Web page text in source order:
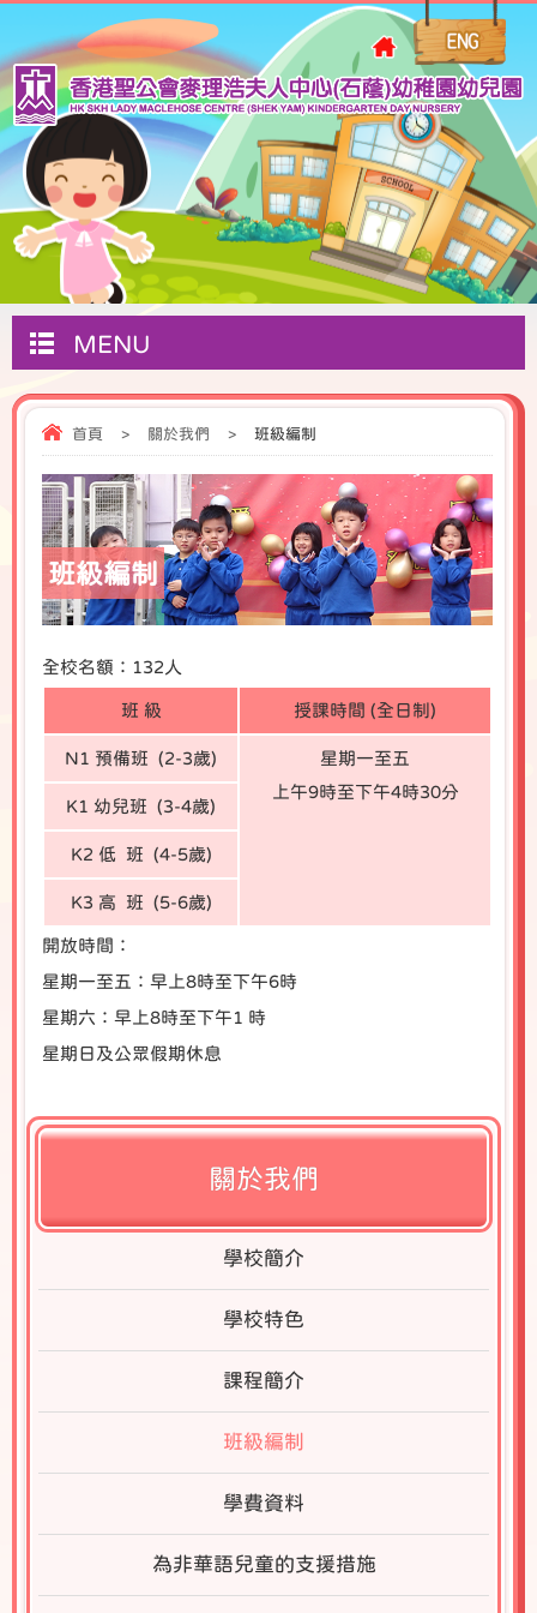
MENU
首頁 > 關於我們 > 班級編制
班級編制
全校名額：132人
班 級 授課時間 (全日制)
N1 預備班 (2-3歲)
星期一至五
上午9時至下午4時30分
K1 幼兒班 (3-4歲)
K2 低 班 (4-5歲)
K3 高 班 (5-6歲)
開放時間：
星期一至五：早上8時至下午6時
星期六：早上8時至下午1 時
星期日及公眾假期休息
關於我們
學校簡介
學校特色
課程簡介
班級編制
學費資料
為非華語兒童的支援措施